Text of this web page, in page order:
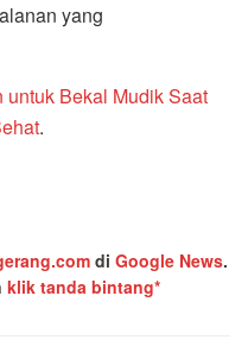
yang
Bekal Mudik Saat
.
di Google News.
klik tanda bintang*